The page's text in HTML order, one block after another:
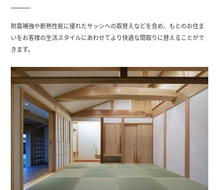
耐震補強や断熱性能に優れたサッシへの取替えなどを含め、もとのお住ま
いをお客様の生活スタイルにあわせてより快適な間取りに替えることがで
きます。